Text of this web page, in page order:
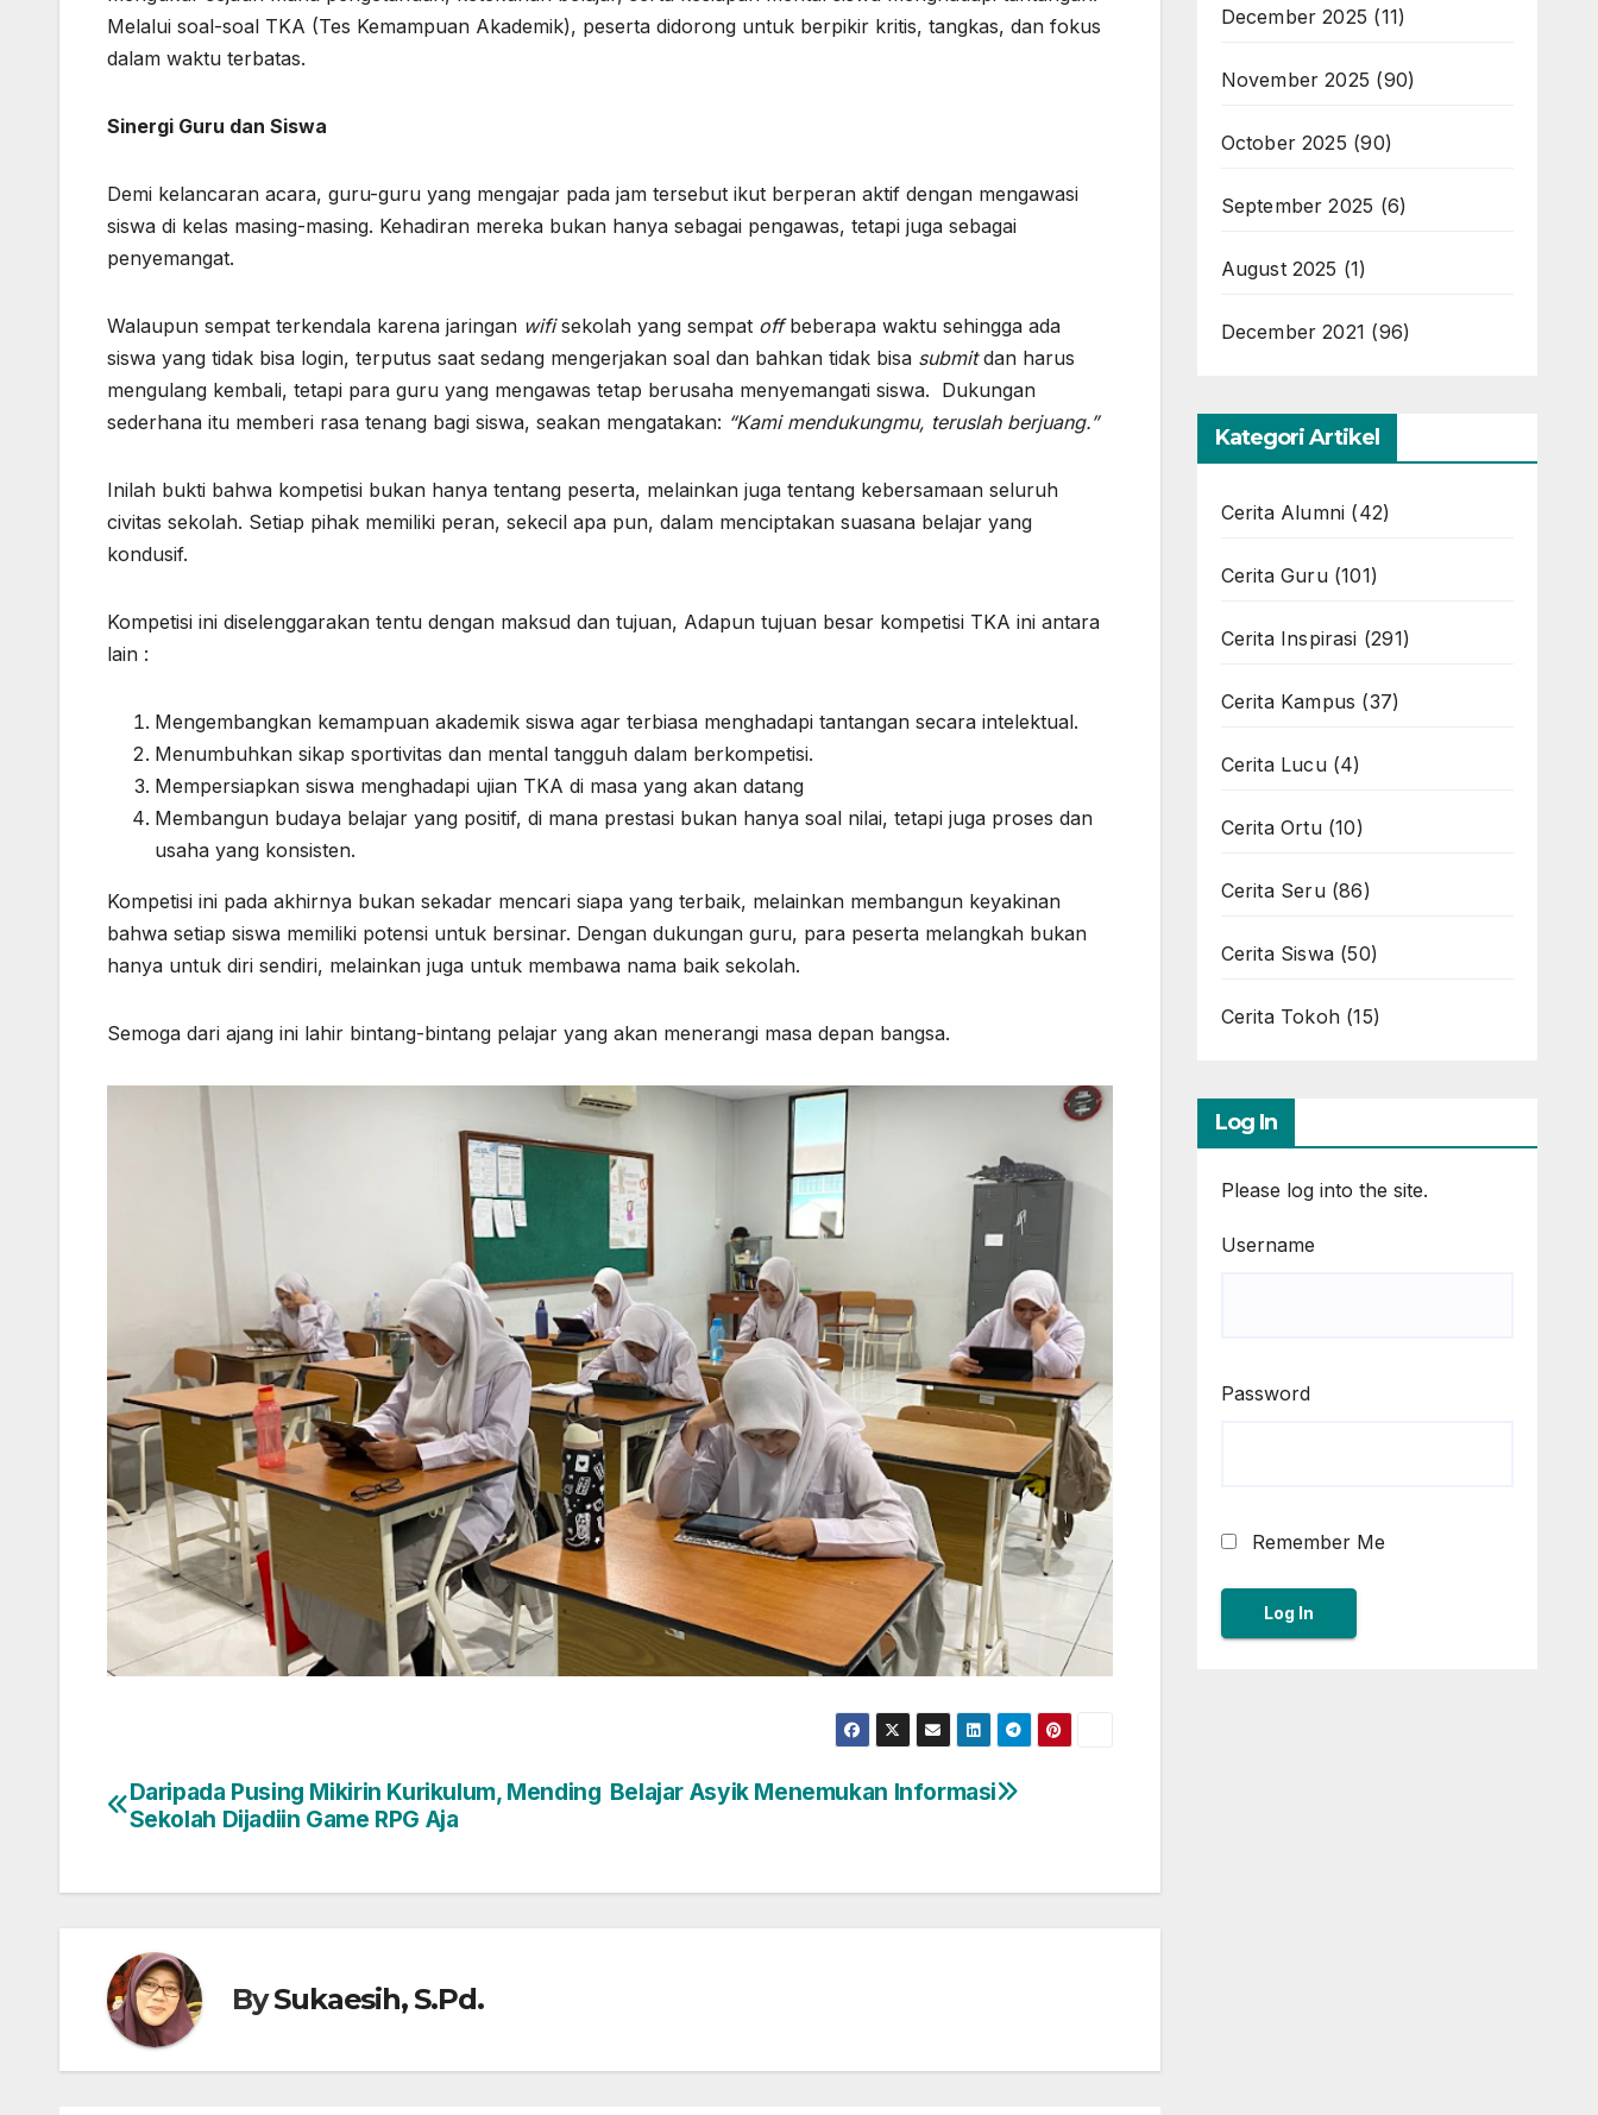
Melalui soal-soal TKA (Tes Kemampuan Akademik), peserta didorong untuk berpikir kritis, tangkas, dan fokus
dalam waktu terbatas.
Sinergi Guru dan Siswa
Demi kelancaran acara, guru-guru yang mengajar pada jam tersebut ikut berperan aktif dengan mengawasi
siswa di kelas masing-masing. Kehadiran mereka bukan hanya sebagai pengawas, tetapi juga sebagai
penyemangat.
Walaupun sempat terkendala karena jaringan wifisekolah yang sempat offbeberapa waktu sehingga ada
siswa yang tidak bisa login, terputus saat sedang mengerjakan soal dan bahkan tidak bisa submitdan harus
mengulang kembali, tetapi para guru yang mengawas tetap berusaha menyemangati siswa. Dukungan
sederhana itu memberi rasa tenang bagi siswa, seakan mengatakan: “Kami mendukungmu, teruslah berjuang.”
Inilah bukti bahwa kompetisi bukan hanya tentang peserta, melainkan juga tentang kebersamaan seluruh
civitas sekolah. Setiap pihak memiliki peran, sekecil apa pun, dalam menciptakan suasana belajar yang
kondusif.
Kompetisi ini diselenggarakan tentu dengan maksud dan tujuan, Adapun tujuan besar kompetisi TKA ini antara
lain :
Mengembangkan kemampuan akademik siswa agar terbiasa menghadapi tantangan secara intelektual.
Menumbuhkan sikap sportivitas dan mental tangguh dalam berkompetisi.
Mempersiapkan siswa menghadapi ujian TKA di masa yang akan datang
Membangun budaya belajar yang positif, di mana prestasi bukan hanya soal nilai, tetapi juga proses dan
usaha yang konsisten.
Kompetisi ini pada akhirnya bukan sekadar mencari siapa yang terbaik, melainkan membangun keyakinan
bahwa setiap siswa memiliki potensi untuk bersinar. Dengan dukungan guru, para peserta melangkah bukan
hanya untuk diri sendiri, melainkan juga untuk membawa nama baik sekolah.
Semoga dari ajang ini lahir bintang-bintang pelajar yang akan menerangi masa depan bangsa.
Post
Belajar Asyik Menemukan Informasi
Daripada Pusing Mikirin Kurikulum, Mending
Sekolah Dijadiin Game RPG Aja
BySukaesih, S.Pd.
December 2025 (11)
November 2025 (90)
October 2025 (90)
September 2025 (6)
August 2025 (1)
December 2021 (96)
Kategori Artikel
Cerita Alumni (42)
Cerita Guru(101)
Cerita Inspirasi (291)
Cerita Kampus (37)
Cerita Lucu(4)
Cerita Ortu(10)
Cerita Seru(86)
Cerita Siswa(50)
Cerita Tokoh(15)
Log In
Please log into the site.
Username
Password
Remember Me